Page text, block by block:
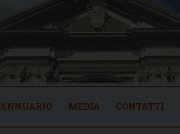
ANNUARIO MEDIA CONTATTI